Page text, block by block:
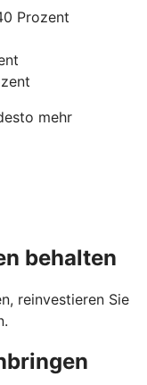
Prozent
mehr
behalten
reinvestieren Sie